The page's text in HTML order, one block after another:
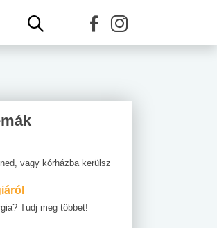
vagy kórházba kerülsz
Tudj meg többet!